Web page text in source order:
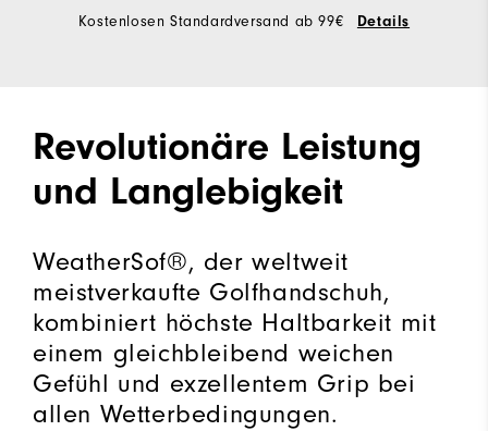
Kostenlosen Standardversand ab 99€ Details
Revolutionäre Leistung
und Langlebigkeit
WeatherSof®, der weltweit
meistverkaufte Golfhandschuh,
kombiniert höchste Haltbarkeit mit
einem gleichbleibend weichen
Gefühl und exzellentem Grip bei
allen Wetterbedingungen.